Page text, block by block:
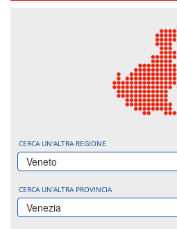
CERCA UN'ALTRA REGIONE
Veneto
CERCA UN'ALTRA PROVINCIA
Venezia